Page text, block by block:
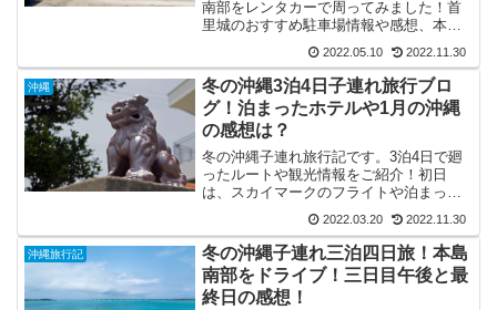
南部をレンタカーで周ってみました！首
里城のおすすめ駐車場情報や感想、本島
ふぁーうたき」）」や知念岬公園につい
てご紹介！
2022.05.10 2022.11.30
沖縄
冬の沖縄3泊4日子連れ旅行ブロ
グ！泊まったホテルや1月の沖縄
の感想は？
冬の沖縄子連れ旅行記です。3泊4日で廻
ったルートや観光情報をご紹介！初日
は、スカイマークのフライトや泊まった
ホテル「沖縄逸の彩温泉リゾートホテル
那覇」の感想、晩御飯を食べた琉球ステ
ーキ究（きわみ）のアクセスなどをご紹
介！
2022.03.20 2022.11.30
沖縄旅行記
冬の沖縄子連れ三泊四日旅！本島
南部をドライブ！三日目午後と最
終日の感想！